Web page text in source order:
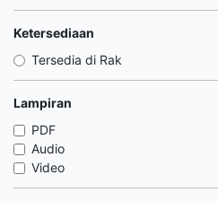
Ketersediaan
Tersedia di Rak
Lampiran
PDF
Audio
Video